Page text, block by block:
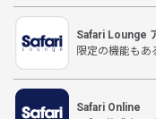
Safari Lounge
限定の機能も
Safari Online